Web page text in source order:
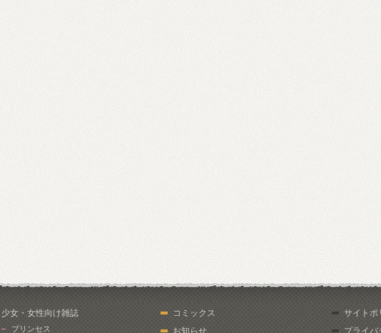
少女・女性向け雑誌
プリンセス
コミックス
お知らせ
サイトポ
プライバ